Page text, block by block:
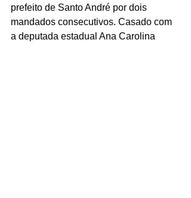
prefeito de Santo André por dois
mandados consecutivos. Casado com
a deputada estadual Ana Carolina